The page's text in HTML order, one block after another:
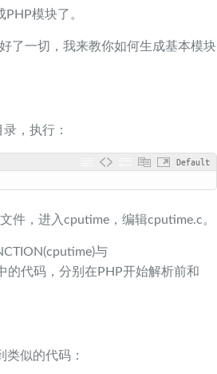
模块了。
了一切，我来教你如何生成基本模块
，执行：
Default
件，进入cputime，编辑cputime.c。
与
的代码，分别在PHP开始解析前和
似的代码：